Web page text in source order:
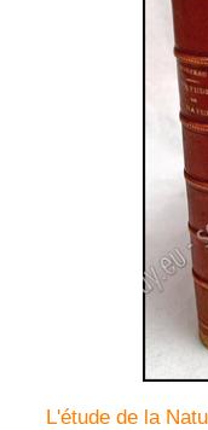
L'étude de la